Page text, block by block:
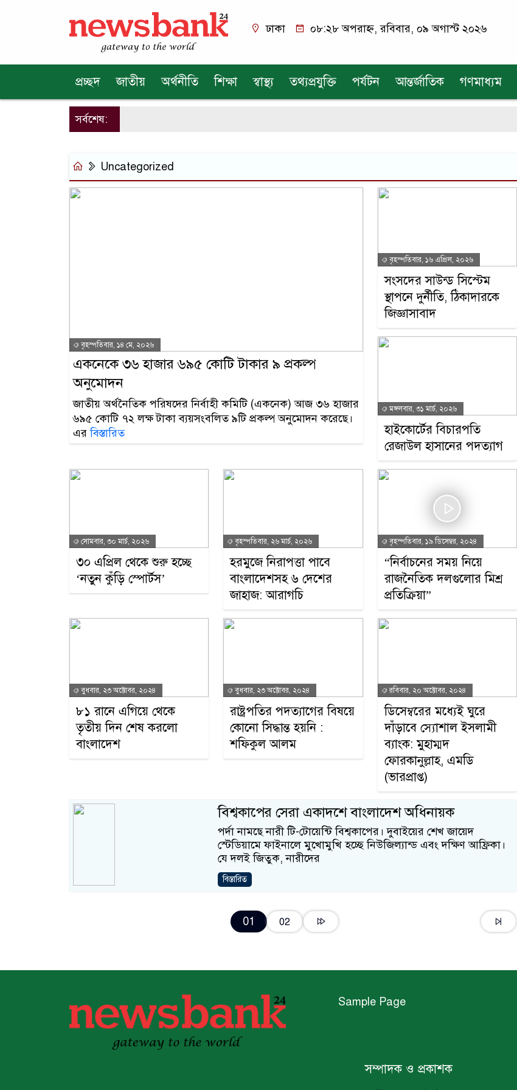
ঢাকা ০৮:২৮ অপরাহ্ন, রবিবার, ০৯ অগাস্ট ২০২৬
প্রচ্ছদ জাতীয় অর্থনীতি শিক্ষা স্বাস্থ্য তথ্যপ্রযুক্তি পর্যটন আন্তর্জাতিক গণমাধ্যম
সর্বশেষ:
Uncategorized
বৃহস্পতিবার, ১৪ মে, ২০২৬
একনেকে ৩৬ হাজার ৬৯৫ কোটি টাকার ৯ প্রকল্প
অনুমোদন
জাতীয় অর্থনৈতিক পরিষদের নির্বাহী কমিটি (একনেক) আজ ৩৬ হাজার
৬৯৫ কোটি ৭২ লক্ষ টাকা ব্যয়সংবলিত ৯টি প্রকল্প অনুমোদন করেছে।
এরবিস্তারিত
বৃহস্পতিবার, ১৬ এপ্রিল, ২০২৬
সংসদের সাউন্ড সিস্টেম
স্থাপনে দুর্নীতি, ঠিকাদারকে
জিজ্ঞাসাবাদ
মঙ্গলবার, ৩১ মার্চ, ২০২৬
হাইকোর্টের বিচারপতি
রেজাউল হাসানের পদত্যাগ
সোমবার, ৩০ মার্চ, ২০২৬
৩০ এপ্রিল থেকে শুরু হচ্ছে
‘নতুন কুঁড়ি স্পোর্টস’
বৃহস্পতিবার, ২৬ মার্চ, ২০২৬
হরমুজে নিরাপত্তা পাবে
বাংলাদেশসহ ৬ দেশের
জাহাজ: আরাগচি
বৃহস্পতিবার, ১৯ ডিসেম্বর, ২০২৪
“নির্বাচনের সময় নিয়ে
রাজনৈতিক দলগুলোর মিশ্র
প্রতিক্রিয়া”
বুধবার, ২৩ অক্টোবর, ২০২৪
৮১ রানে এগিয়ে থেকে
তৃতীয় দিন শেষ করলো
বাংলাদেশ
বুধবার, ২৩ অক্টোবর, ২০২৪
রাষ্ট্রপতির পদত্যাগের বিষয়ে
কোনো সিদ্ধান্ত হয়নি :
শফিকুল আলম
রবিবার, ২০ অক্টোবর, ২০২৪
ডিসেম্বরের মধ্যেই ঘুরে
দাঁড়াবে স্যোশাল ইসলামী
ব্যাংক: মুহাম্মদ
ফোরকানুল্লাহ, এমডি
(ভারপ্রাপ্ত)
বিশ্বকাপের সেরা একাদশে বাংলাদেশ অধিনায়ক
পর্দা নামছে নারী টি-টোয়েন্টি বিশ্বকাপের। দুবাইয়ের শেখ জায়েদ
স্টেডিয়ামে ফাইনালে মুখোমুখি হচ্ছে নিউজিল্যান্ড এবং দক্ষিণ আফ্রিকা।
যে দলই জিতুক, নারীদের
বিস্তারিত
01 02
Sample Page
সম্পাদক ও প্রকাশক